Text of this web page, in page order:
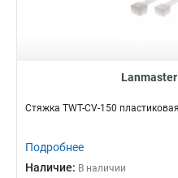
Lanmaster
Стяжка TWT-CV-150
Подробнее
Наличие: В наличии